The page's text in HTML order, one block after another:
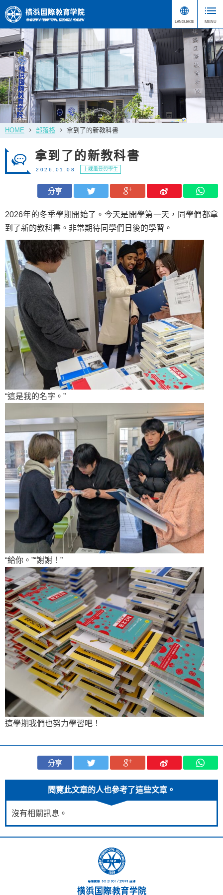
HOME 部落格 拿到了的新教科書
拿到了的新教科書
2026.01.08 上課風景與學生
分享
2026年的冬季學期開始了。今天是開學第一天，同學們都拿
到了新的教科書。非常期待同學們日後的學習。
“這是我的名字。”
“給你。”“謝謝！”
這學期我們也努力學習吧！
分享
閱覽此文章的人也參考了這些文章。
沒有相關訊息。